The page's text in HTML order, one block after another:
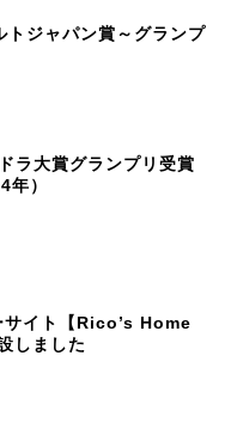
トジャパン賞～グランプ
ラ大賞グランプリ受賞
年）
サイト【Rico’s Home
しました